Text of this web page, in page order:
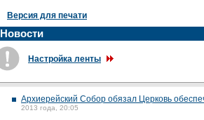
Версия для печати
Новости
Настройка ленты
Архиерейский Собор обязал Церковь
2013 года, 20:05